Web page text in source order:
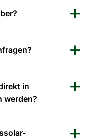
in
werden?